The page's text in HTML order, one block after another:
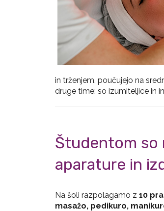
in trženjem, poučujejo na
druge time; so izumiteljice in
Študentom so
aparature in
Na šoli razpolagamo z 10
masažo, pedikuro,